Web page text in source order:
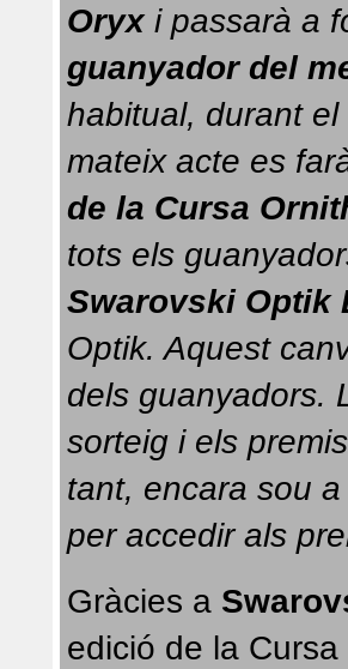
Oryx i passarà a
guanyador del
habitual, durant el
mateix acte es
de la Cursa
tots els
Swarovski Optik
Optik. Aquest
dels guanyadors.
sorteig i els
tant, encara sou
per accedir als
Gràcies a
edició de la